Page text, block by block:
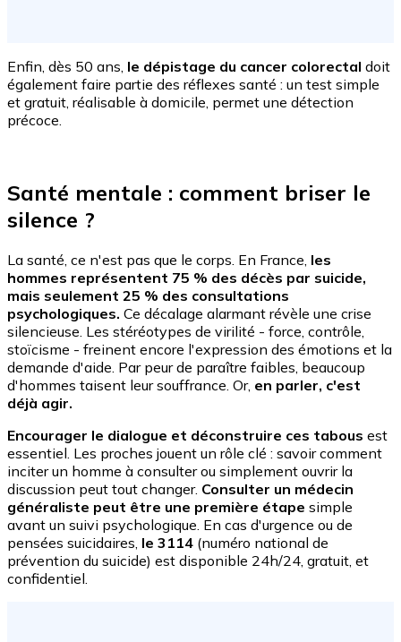
Enfin, dès 50 ans, le dépistage du cancer colorectal doit
également faire partie des réflexes santé : un test simple
et gratuit, réalisable à domicile, permet une détection
précoce.
Santé mentale : comment briser le
silence ?
La santé, ce n'est pas que le corps. En France, les
hommes représentent 75 % des décès par suicide,
mais seulement 25 % des consultations
psychologiques. Ce décalage alarmant révèle une crise
silencieuse. Les stéréotypes de virilité - force, contrôle,
stoïcisme - freinent encore l'expression des émotions et la
demande d'aide. Par peur de paraître faibles, beaucoup
d'hommes taisent leur souffrance. Or, en parler, c'est
déjà agir.
Encourager le dialogue et déconstruire ces tabous est
essentiel. Les proches jouent un rôle clé : savoir comment
inciter un homme à consulter ou simplement ouvrir la
discussion peut tout changer. Consulter un médecin
généraliste peut être une première étape simple
avant un suivi psychologique. En cas d'urgence ou de
pensées suicidaires, le 3114 (numéro national de
prévention du suicide) est disponible 24h/24, gratuit, et
confidentiel.